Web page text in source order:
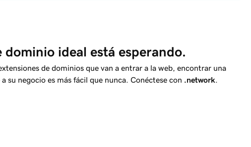
dominio ideal está esperando.
de dominios que van a entrar a la web, encontrar una
su negocio es más fácil que nunca. Conéctese con .network